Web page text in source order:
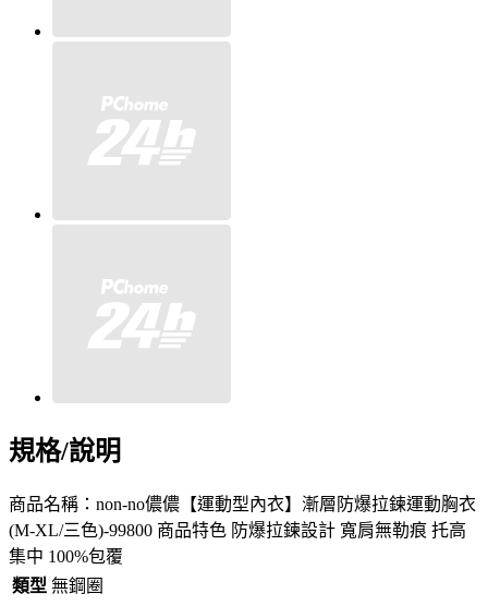
規格/說明
商品名稱：non-no儂儂【運動型內衣】漸層防爆拉鍊運動胸衣
(M-XL/三色)-99800 商品特色 防爆拉鍊設計 寬肩無勒痕 托高
集中 100%包覆
類型 無鋼圈